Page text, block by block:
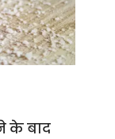
के बाद